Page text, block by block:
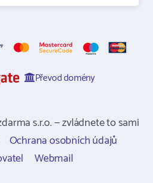
Převod domény
s.r.o. — zvládnete to sami
Ochrana osobních údajů
Webmail